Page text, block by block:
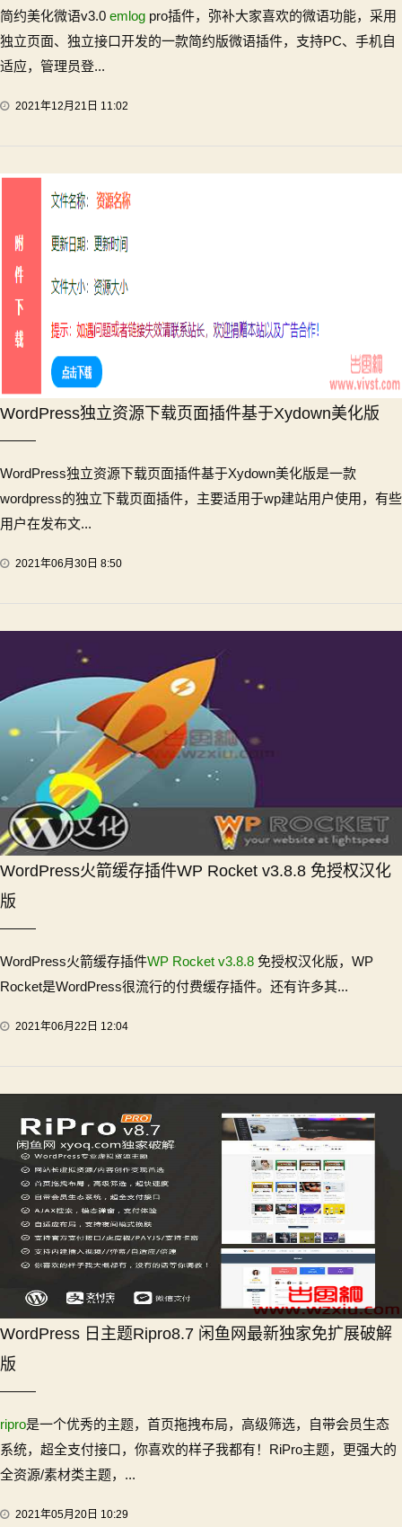
简约美化微语v3.0 emlog pro插件，弥补大家喜欢的微语功能，采用
独立页面、独立接口开发的一款简约版微语插件，支持PC、手机自
适应，管理员登...
2021年12月21日 11:02
WordPress独立资源下载页面插件基于Xydown美化版
WordPress独立资源下载页面插件基于Xydown美化版是一款
wordpress的独立下载页面插件，主要适用于wp建站用户使用，有些
用户在发布文...
2021年06月30日 8:50
WordPress火箭缓存插件WP Rocket v3.8.8 免授权汉化
版
WordPress火箭缓存插件WP Rocket v3.8.8 免授权汉化版，WP
Rocket是WordPress很流行的付费缓存插件。还有许多其...
2021年06月22日 12:04
WordPress 日主题Ripro8.7 闲鱼网最新独家免扩展破解
版
ripro是一个优秀的主题，首页拖拽布局，高级筛选，自带会员生态
系统，超全支付接口，你喜欢的样子我都有！RiPro主题，更强大的
全资源/素材类主题，...
2021年05月20日 10:29